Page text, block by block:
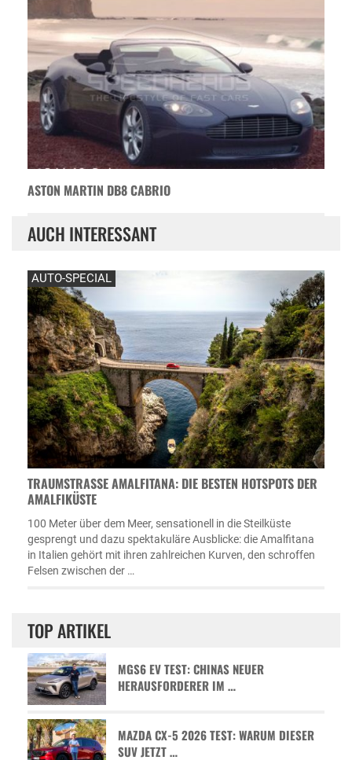
ASTON MARTIN DB8 CABRIO
AUCH INTERESSANT
AUTO-SPECIAL
TRAUMSTRASSE AMALFITANA: DIE BESTEN HOTSPOTS DER A
MALFIKÜSTE
100 Meter über dem Meer, sensationell in die Steilküste
gesprengt und dazu spektakuläre Ausblicke: die Amalfitana
in Italien gehört mit ihren zahlreichen Kurven, den schroffen
Felsen zwischen der …
TOP ARTIKEL
MGS6 EV TEST: CHINAS NEUER
HERAUSFORDERER IM …
MAZDA CX-5 2026 TEST: WARUM DIESER
SUV JETZT …